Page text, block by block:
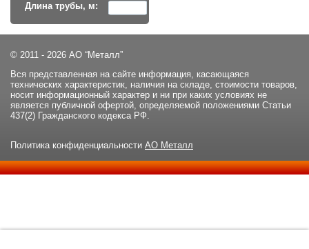
Длина трубы, м:
© 2011 - 2026 АО “Металл”
Вся представленная на сайте информация, касающаяся
технических характеристик, наличия на складе, стоимости товаров,
носит информационный характер и ни при каких условиях не
является публичной офертой, определяемой положениями Статьи
437(2) Гражданского кодекса РФ.
Политика конфиденциальности АО Металл